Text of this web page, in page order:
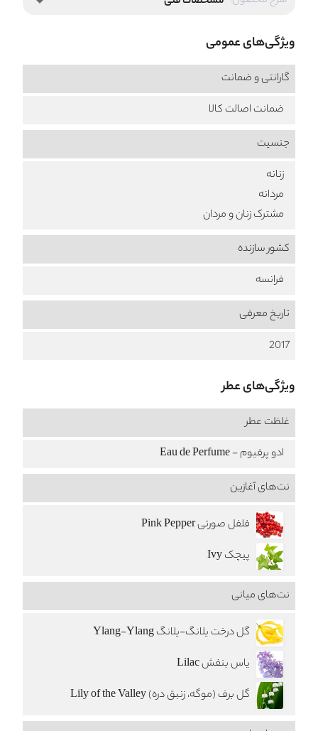
ویژگی‌های عمومی
گارانتی و ضمانت
ضمانت اصالت کالا
جنسیت
زنانه
مردانه
مشترک زنان و مردان
کشور سازنده
فرانسه
تاریخ معرفی
2017
ویژگی‌های عطر
غلظت عطر
ادو پرفیوم - Eau de Perfume
نت‌های آغازین
فلفل صورتی Pink Pepper
پیچک Ivy
نت‌های میانی
گل درخت یلانگ-یلانگ Ylang-Ylang
یاس بنفش Lilac
گل برف (موگه، زنبق دره) Lily of the Valley